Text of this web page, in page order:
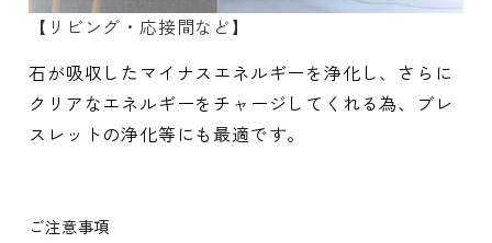
【リビング・応接間など】
石が吸収したマイナスエネルギーを浄化し、さらに
クリアなエネルギーをチャージしてくれる為、ブレ
スレットの浄化等にも最適です。
ご注意事項